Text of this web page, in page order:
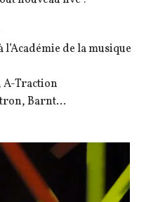
de la musique
A-Traction
Barnt…